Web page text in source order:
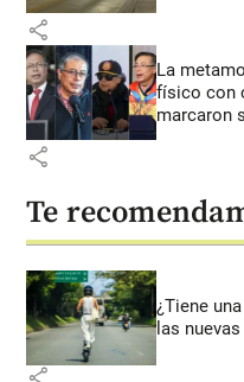
share
La
físico con
marcaron
share
Te
¿Tiene
las